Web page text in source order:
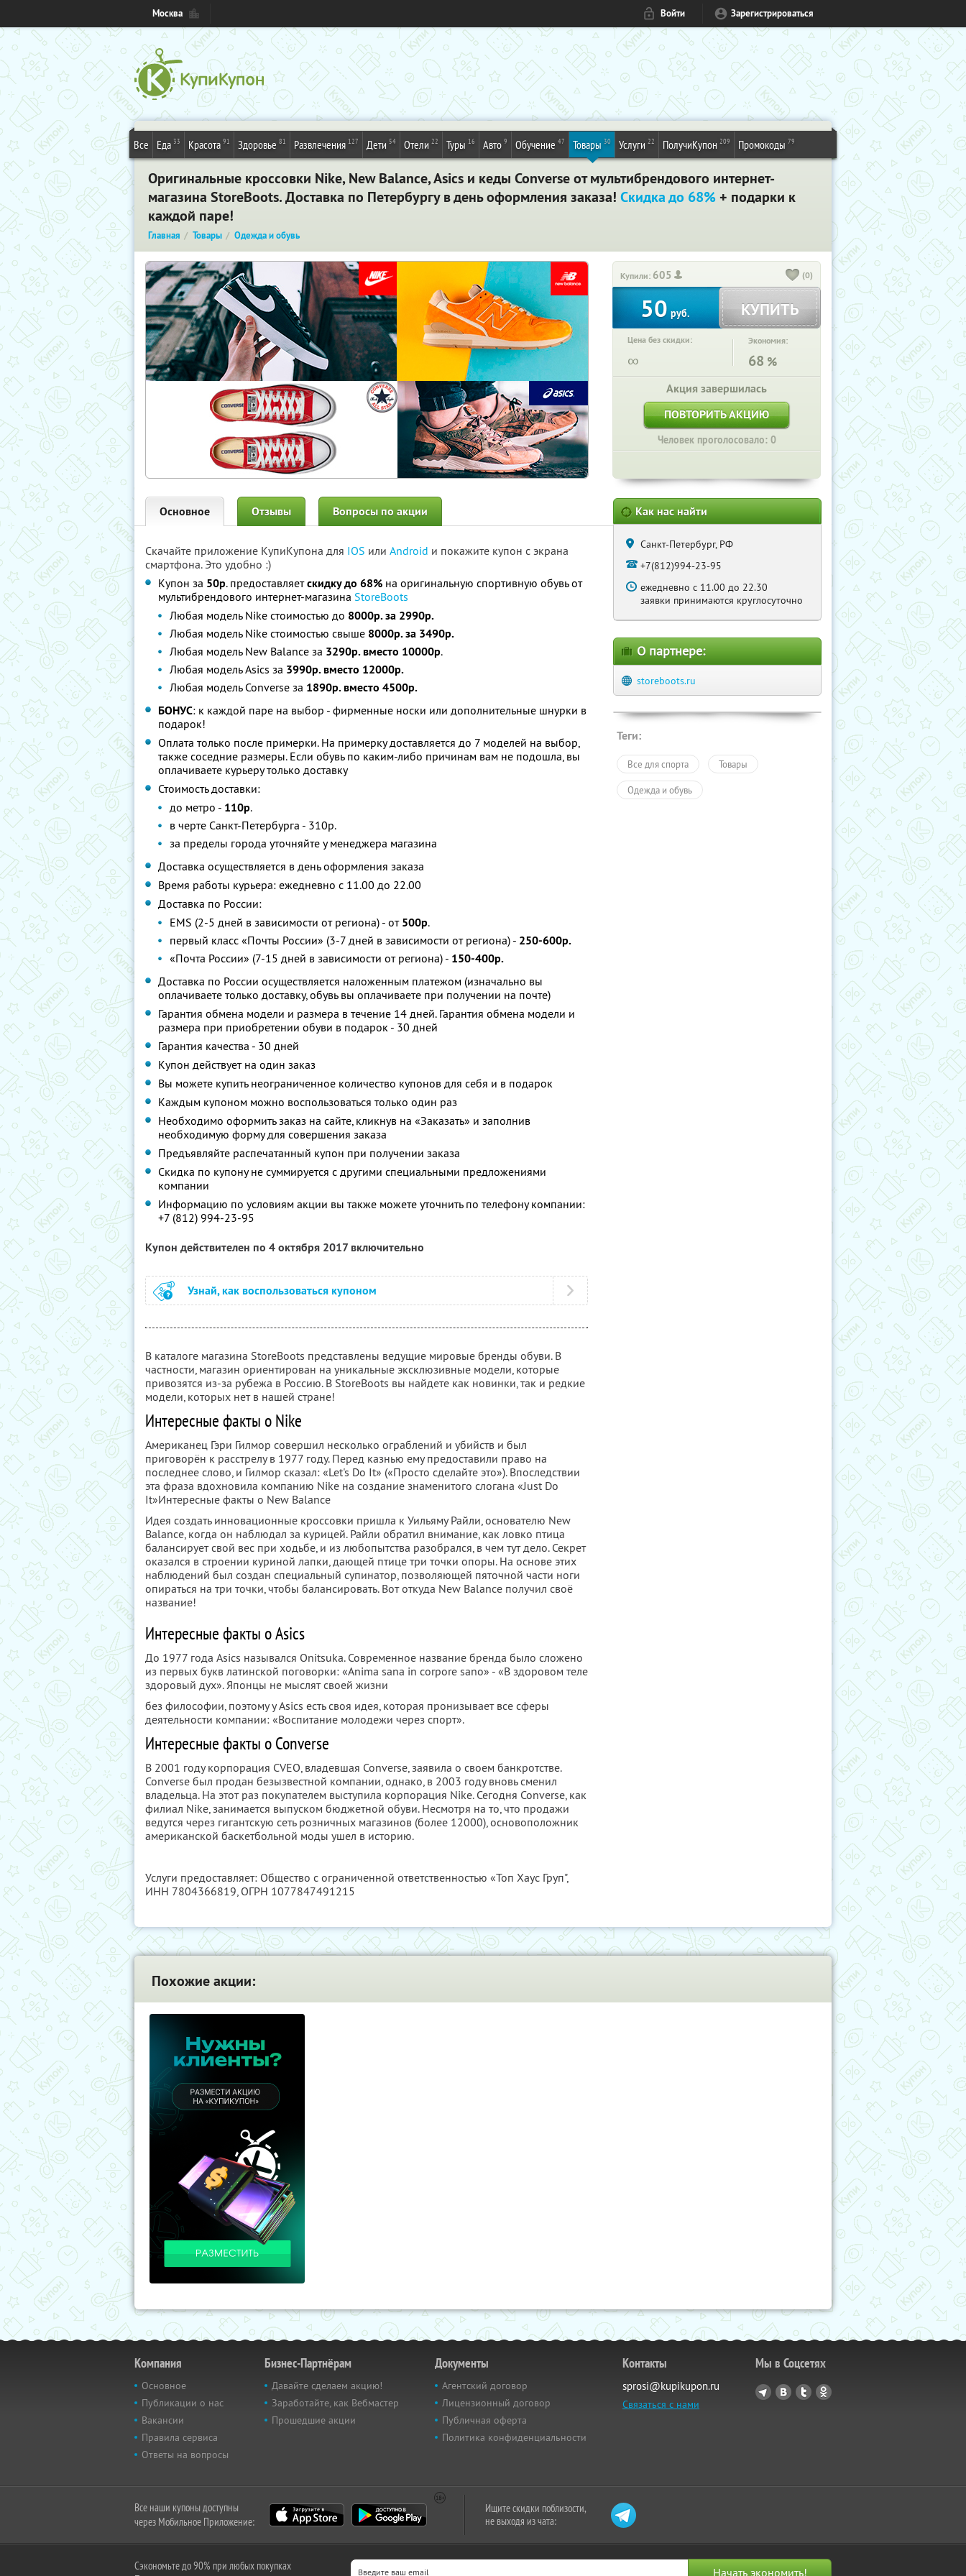
Москва Войти Зарегистрироваться
Все Еда 33 Красота 91 Здоровье 81 Развлечения 127 Дети 54 Отели 22 Туры 16 Авто 9 Обучение 47 Товары 30 Услуги 22 ПолучиКупон 209 Промокоды 79
Оригинальные кроссовки Nike, New Balance, Asics и кеды Converse от мультибрендового интернет-
магазина StoreBoots. Доставка по Петербургу в день оформления заказа! Скидка до 68%+ подарки к
каждой паре!
Главная Товары Одежда и обувь
Купили: 605 (0)
50 руб. КУПИТЬ
Цена без скидки:
∞
Экономия:
68 %
Акция завершилась
ПОВТОРИТЬ АКЦИЮ
Человек проголосовало: 0
Основное Отзывы Вопросы по акции
Скачайте приложение КупиКупона для IOS или Android и покажите купон с экрана
смартфона. Это удобно :)
Купон за 50р. предоставляетскидку до 68% на оригинальную спортивную обувь от
мультибрендового интернет-магазина StoreBoots
Любая модель Nike стоимостью до 8000р. за 2990р.
Любая модель Nike стоимостью свыше 8000р. за 3490р.
Любая модель New Balance за 3290р. вместо 10000р.
Любая модель Asics за 3990р. вместо 12000р.
Любая модель Converse за 1890р. вместо 4500р.
БОНУС: к каждой паре на выбор - фирменные носки или дополнительные шнурки в
подарок!
Оплата только после примерки. На примерку доставляется до 7 моделей на выбор,
также соседние размеры. Если обувь по каким-либо причинам вам не подошла, вы
оплачиваете курьеру только доставку
Стоимость доставки:
до метро - 110р.
в черте Санкт-Петербурга - 310р.
за пределы города уточняйте у менеджера магазина
Доставка осуществляется в день оформления заказа
Время работы курьера: ежедневно с 11.00 до 22.00
Доставка по России:
EMS (2-5 дней в зависимости от региона) - от 500р.
первый класс «Почты России» (3-7 дней в зависимости от региона) - 250-600р.
«Почта России» (7-15 дней в зависимости от региона) - 150-400р.
Доставка по России осуществляется наложенным платежом (изначально вы
оплачиваете только доставку, обувь вы оплачиваете при получении на почте)
Гарантия обмена модели и размера в течение 14 дней. Гарантия обмена модели и
размера при приобретении обуви в подарок - 30 дней
Гарантия качества - 30 дней
Купон действует на один заказ
Вы можете купить неограниченное количество купонов для себя и в подарок
Каждым купоном можно воспользоваться только один раз
Необходимо оформить заказ на сайте, кликнув на «Заказать» и заполнив
необходимую форму для совершения заказа
Предъявляйте распечатанный купон при получении заказа
Скидка по купону не суммируется с другими специальными предложениями
компании
Информацию по условиям акции вы также можете уточнить по телефону компании:
+7 (812) 994-23-95
Купон действителен по 4 октября 2017 включительно
Узнай, как воспользоваться купоном
В каталоге магазина StoreBoots представлены ведущие мировые бренды обуви. В
частности, магазин ориентирован на уникальные эксклюзивные модели, которые
привозятся из-за рубежа в Россию. В StoreBoots вы найдете как новинки, так и редкие
модели, которых нет в нашей стране!
Интересные факты о Nike
Американец Гэри Гилмор совершил несколько ограблений и убийств и был
приговорён к расстрелу в 1977 году. Перед казнью ему предоставили право на
последнее слово, и Гилмор сказал: «Let's Do It» («Просто сделайте это»). Впоследствии
эта фраза вдохновила компанию Nike на создание знаменитого слогана «Just Do
It»Интересные факты о New Balance
Идея создать инновационные кроссовки пришла к Уильяму Райли, основателю New
Balance, когда он наблюдал за курицей. Райли обратил внимание, как ловко птица
балансирует свой вес при ходьбе, и из любопытства разобрался, в чем тут дело. Секрет
оказался в строении куриной лапки, дающей птице три точки опоры. На основе этих
наблюдений был создан специальный супинатор, позволяющей пяточной части ноги
опираться на три точки, чтобы балансировать. Вот откуда New Balance получил своё
название!
Интересные факты о Asics
До 1977 года Asics назывался Onitsuka. Современное название бренда было сложено
из первых букв латинской поговорки: «Anima sana in corpore sano» - «В здоровом теле
здоровый дух». Японцы не мыслят своей жизни
без философии, поэтому у Asics есть своя идея, которая пронизывает все сферы
деятельности компании: «Воспитание молодежи через спорт».
Интересные факты о Converse
В 2001 году корпорация CVEO, владевшая Converse, заявила о своем банкротстве.
Converse был продан безызвестной компании, однако, в 2003 году вновь сменил
владельца. На этот раз покупателем выступила корпорация Nike. Сегодня Converse, как
филиал Nike, занимается выпуском бюджетной обуви. Несмотря на то, что продажи
ведутся через гигантскую сеть розничных магазинов (более 12000), основоположник
американской баскетбольной моды ушел в историю.
Услуги предоставляет: Общество с ограниченной ответственностью «Топ Хаус Груп",
ИНН 7804366819, ОГРН 1077847491215
Как нас найти
Санкт-Петербург, РФ
+7(812)994-23-95
ежедневно с 11.00 до 22.30
заявки принимаются круглосуточно
О партнере:
storeboots.ru
Теги:
Все для спорта Товары
Одежда и обувь
Похожие акции:
Компания
Основное
Публикации о нас
Вакансии
Правила сервиса
Ответы на вопросы
Бизнес-Партнёрам
Давайте сделаем акцию!
Заработайте, как Вебмастер
Прошедшие акции
Документы
Агентский договор
Лицензионный договор
Публичная оферта
Политика конфиденциальности
Контакты
sprosi@kupikupon.ru
Связаться с нами
Мы в Соцсетях
Все наши купоны доступны
через Мобильное Приложение:
Ищите скидки поблизости,
не выходя из чата:
Сэкономьте до 90% при любых покупках